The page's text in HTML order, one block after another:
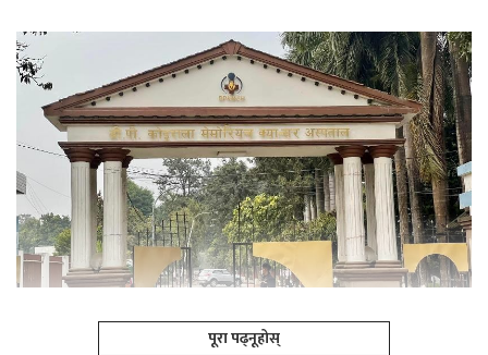
पूरा पढ्नूहोस्